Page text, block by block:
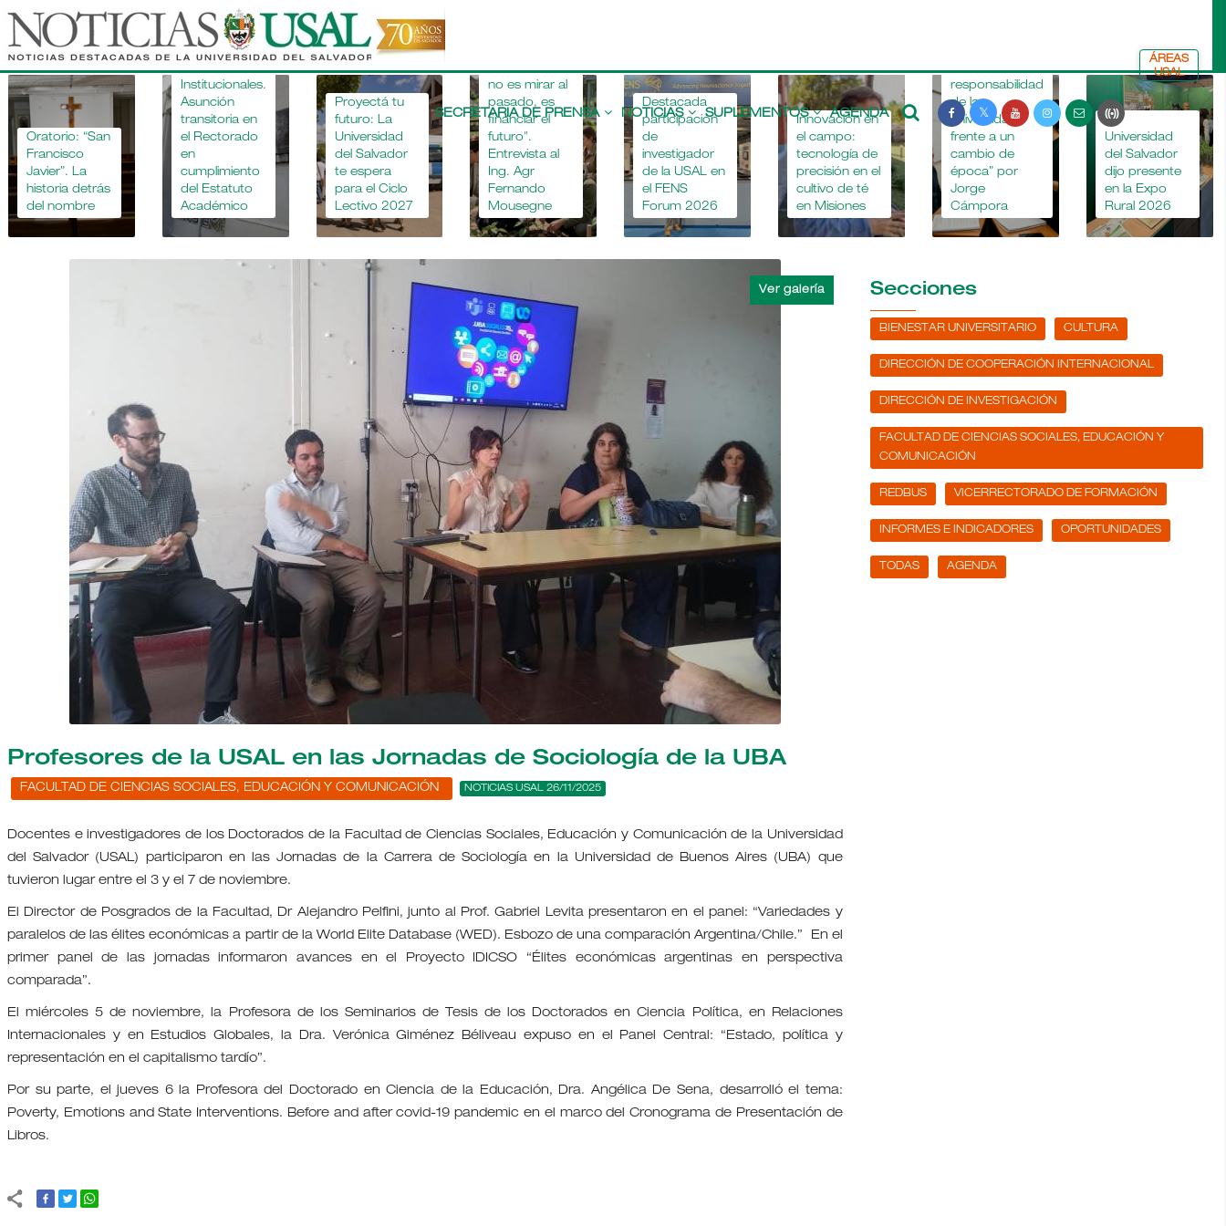
Pasar
contenido
principal
Main
navigation
SECRETARIA DE PRENSA NOTICIAS SUPLEMENTOS AGENDA
ÁREAS
USAL
Oratorio: “San
Francisco
Javier”. La
historia detrás
del nombre
Novedades
Institucionales.
Asunción
transitoria en
el Rectorado
en
cumplimiento
del Estatuto
Académico
Proyectá tu
futuro: La
Universidad
del Salvador
te espera
para el Ciclo
Lectivo 2027
agropecuaria
no es mirar al
pasado, es
financiar el
futuro".
Entrevista al
Ing. Agr
Fernando
Mousegne
Destacada
participación
de
investigador
de la USAL en
el FENS
Forum 2026
Innovación en
el campo:
tecnología de
precisión en el
cultivo de té
en Misiones
“La
responsabilidad
de la
universidad
frente a un
cambio de
época” por
Jorge
Cámpora
La
Universidad
del Salvador
dijo presente
en la Expo
Rural 2026
Profesores de la USAL en las Jornadas de Sociología de la UBA
FACULTAD DE CIENCIAS SOCIALES, EDUCACIÓN Y COMUNICACIÓN NOTICIAS USAL 26/11/2025
Docentes e investigadores de los Doctorados de la Facultad de Ciencias Sociales, Educación y Comunicación de la Universidad
del Salvador (USAL) participaron en las Jornadas de la Carrera de Sociología en la Universidad de Buenos Aires (UBA) que
tuvieron lugar entre el 3 y el 7 de noviembre.
El Director de Posgrados de la Facultad, Dr Alejandro Pelfini, junto al Prof. Gabriel Levita presentaron en el panel: “Variedades y
paralelos de las élites económicas a partir de la World Elite Database (WED). Esbozo de una comparación Argentina/Chile.” En el
primer panel de las jornadas informaron avances en el Proyecto IDICSO “Élites económicas argentinas en perspectiva
comparada”.
El miércoles 5 de noviembre, la Profesora de los Seminarios de Tesis de los Doctorados en Ciencia Política, en Relaciones
Internacionales y en Estudios Globales, la Dra. Verónica Giménez Béliveau expuso en el Panel Central: “Estado, política y
representación en el capitalismo tardío”.
Por su parte, el jueves 6 la Profesora del Doctorado en Ciencia de la Educación, Dra. Angélica De Sena, desarrolló el tema:
Poverty, Emotions and State Interventions. Before and after covid-19 pandemic en el marco del Cronograma de Presentación de
Libros.
Secciones
BIENESTAR UNIVERSITARIO CULTURA
DIRECCIÓN DE COOPERACIÓN INTERNACIONAL
DIRECCIÓN DE INVESTIGACIÓN
FACULTAD DE CIENCIAS SOCIALES, EDUCACIÓN Y
COMUNICACIÓN
REDBUS VICERRECTORADO DE FORMACIÓN
INFORMES E INDICADORES OPORTUNIDADES
TODAS AGENDA